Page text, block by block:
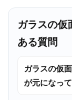
ガラスの仮
ある質問
ガラスの仮
が元になっ